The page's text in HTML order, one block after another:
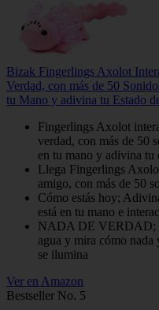
Bizak Fingerlings Axolot
Verdad, con más de 50
tu Mano y adivina tu Estado
Fingerlings Axolot
verdad, con más de 50
en tu mano y adivina tu
Llega Fingerlings
amigo, con más de 50
Cómo estás hoy;
está en tu mano e
NADA DE VERDAD;
agua y mira cómo nada
se ilumina
Ver en Amazon
Bestseller No. 5